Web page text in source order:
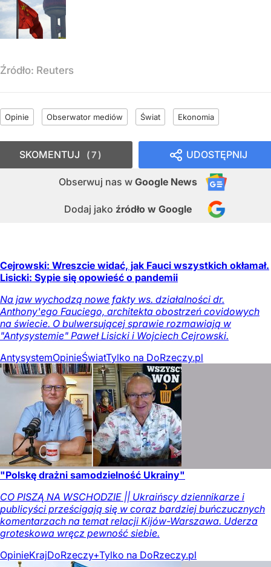
Źródło: Reuters
Opinie Obserwator mediów Świat Ekonomia
UDOSTĘPNIJ
Obserwuj nas w Google News
Dodaj jako źródło w Google
SKOMENTUJ 7
Cejrowski: Wreszcie widać, jak Fauci wszystkich okłamał.
Lisicki: Sypie się opowieść o pandemii
Na jaw wychodzą nowe fakty ws. działalności dr.
Anthony'ego Fauciego, architekta obostrzeń covidowych
na świecie. O bulwersującej sprawie rozmawiają w
"Antysystemie" Paweł Lisicki i Wojciech Cejrowski.
AntysystemOpinieŚwiatTylko na DoRzeczy.pl
"Polskę drażni samodzielność Ukrainy"
CO PISZĄ NA WSCHODZIE || Ukraińscy dziennikarze i
publicyści prześcigają się w coraz bardziej buńczucznych
komentarzach na temat relacji Kijów-Warszawa. Uderza
groteskowa wręcz pewność siebie.
OpinieKrajDoRzeczy+Tylko na DoRzeczy.pl